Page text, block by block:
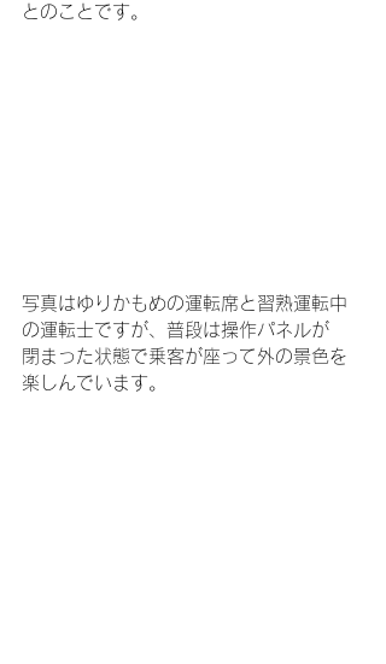
とのことです。
写真はゆりかもめの運転席と習熟運転中
の運転士ですが、普段は操作パネルが
閉まった状態で乗客が座って外の景色を
楽しんでいます。